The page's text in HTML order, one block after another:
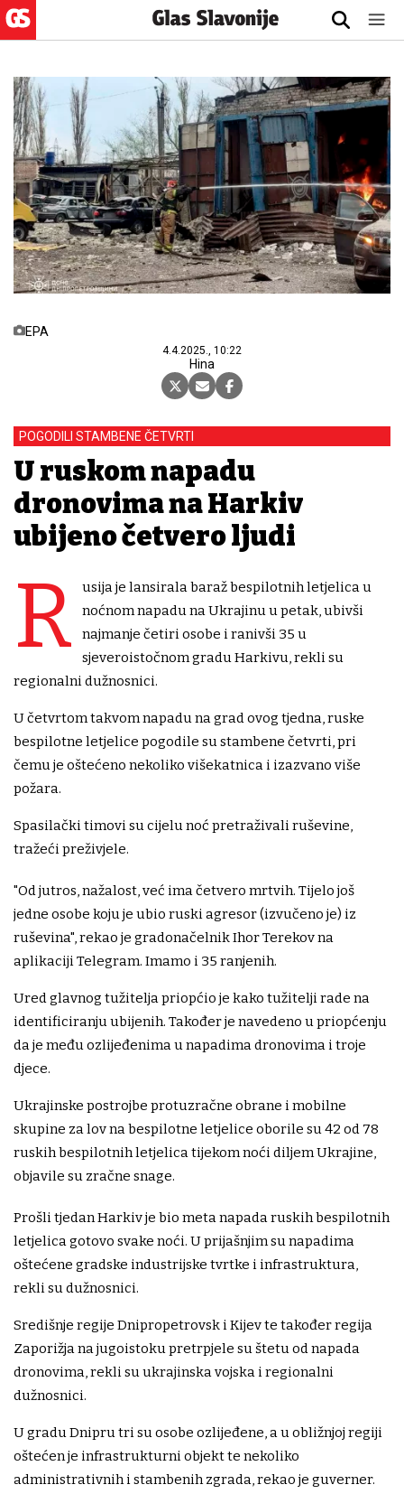
EPA
4.4.2025., 10:22
Hina
POGODILI STAMBENE ČETVRTI
U ruskom napadu
dronovima na Harkiv
ubijeno četvero ljudi
R
usija je lansirala baraž bespilotnih letjelica u
noćnom napadu na Ukrajinu u petak, ubivši
najmanje četiri osobe i ranivši 35 u
sjeveroistočnom gradu Harkivu, rekli su
regionalni dužnosnici.
U četvrtom takvom napadu na grad ovog tjedna, ruske
bespilotne letjelice pogodile su stambene četvrti, pri
čemu je oštećeno nekoliko višekatnica i izazvano više
požara.
Spasilački timovi su cijelu noć pretraživali ruševine,
tražeći preživjele.
"Od jutros, nažalost, već ima četvero mrtvih. Tijelo još
jedne osobe koju je ubio ruski agresor (izvučeno je) iz
ruševina", rekao je gradonačelnik Ihor Terekov na
aplikaciji Telegram. Imamo i 35 ranjenih.
Ured glavnog tužitelja priopćio je kako tužitelji rade na
identificiranju ubijenih. Također je navedeno u priopćenju
da je među ozlijeđenima u napadima dronovima i troje
djece.
Ukrajinske postrojbe protuzračne obrane i mobilne
skupine za lov na bespilotne letjelice oborile su 42 od 78
ruskih bespilotnih letjelica tijekom noći diljem Ukrajine,
objavile su zračne snage.
Prošli tjedan Harkiv je bio meta napada ruskih bespilotnih
letjelica gotovo svake noći. U prijašnjim su napadima
oštećene gradske industrijske tvrtke i infrastruktura,
rekli su dužnosnici.
Središnje regije Dnipropetrovsk i Kijev te također regija
Zaporižja na jugoistoku pretrpjele su štetu od napada
dronovima, rekli su ukrajinska vojska i regionalni
dužnosnici.
U gradu Dnipru tri su osobe ozlijeđene, a u obližnjoj regiji
oštećen je infrastrukturni objekt te nekoliko
administrativnih i stambenih zgrada, rekao je guverner.